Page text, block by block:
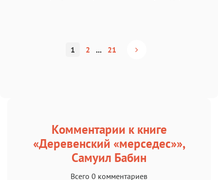
1 2 ... 21
Комментарии к книге
«Деревенский «мерседес»»,
Самуил Бабин
Всего 0 комментариев